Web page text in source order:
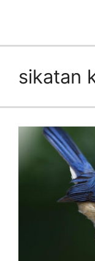
sikatan